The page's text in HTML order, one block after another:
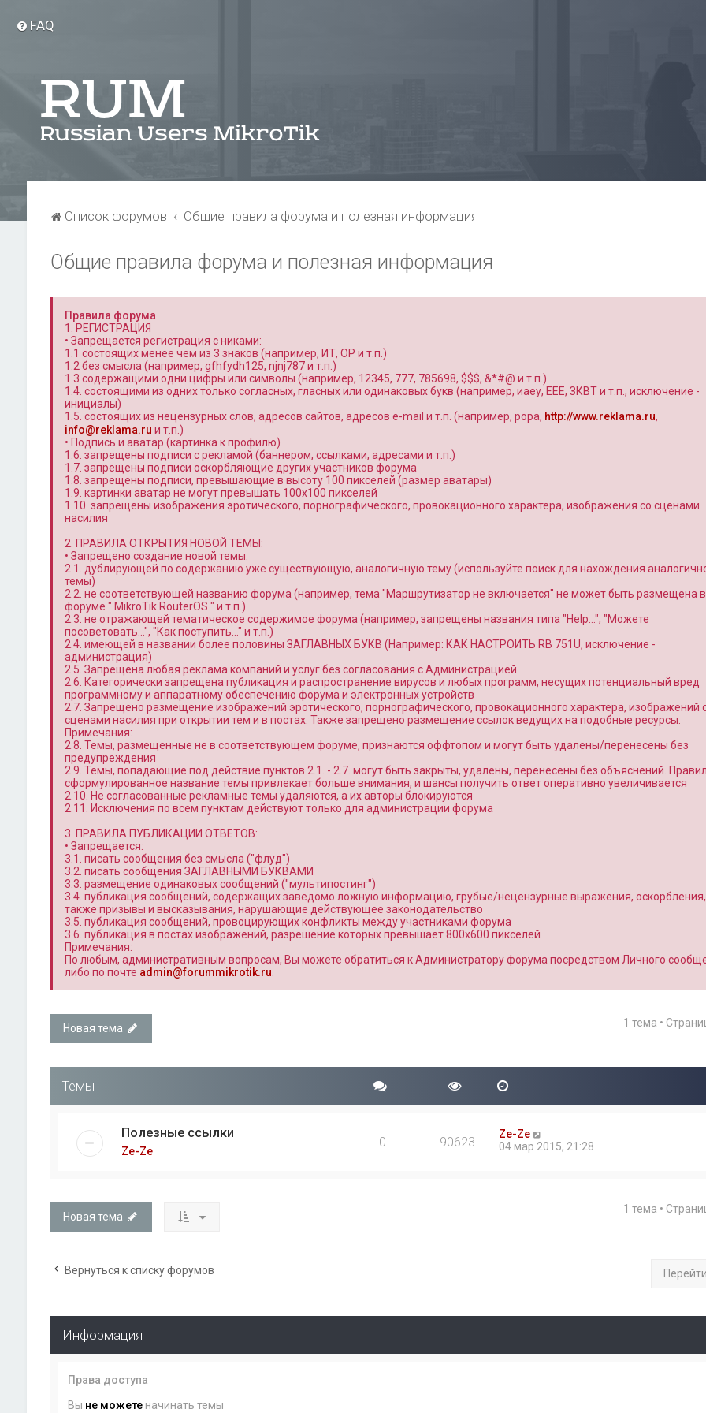
FAQ
Список форумов Общие правила форума и полезная информация
Общие правила форума и полезная информация
Правила форума
1. РЕГИСТРАЦИЯ
• Запрещается регистрация с никами:
1.1 состоящих менее чем из 3 знаков (например, ИТ, OP и т.п.)
1.2 без смысла (например, gfhfydh125, njnj787 и т.п.)
1.3 содержащими одни цифры или символы (например, 12345, 777, 785698, $$$, &*#@ и т.п.)
1.4. состоящими из одних только согласных, гласных или одинаковых букв (например, иаеу, ЕЕЕ, ЗКВТ и т.п., исключение -
инициалы)
1.5. состоящих из нецензурных слов, адресов сайтов, адресов e-mail и т.п. (например, popa, http://www.reklama.ru,
info@reklama.ru и т.п.)
• Подпись и аватар (картинка к профилю)
1.6. запрещены подписи с рекламой (баннером, ссылками, адресами и т.п.)
1.7. запрещены подписи оскорбляющие других участников форума
1.8. запрещены подписи, превышающие в высоту 100 пикселей (размер аватары)
1.9. картинки аватар не могут превышать 100x100 пикселей
1.10. запрещены изображения эротического, порнографического, провокационного характера, изображения со сценами
насилия
2. ПРАВИЛА ОТКРЫТИЯ НОВОЙ ТЕМЫ:
• Запрещено создание новой темы:
2.1. дублирующей по содержанию уже существующую, аналогичную тему (используйте поиск для нахождения
темы)
2.2. не соответствующей названию форума (например, тема "Маршрутизатор не включается" не может быть размещена в
форуме " MikroTik RouterOS " и т.п.)
2.3. не отражающей тематическое содержимое форума (например, запрещены названия типа "Help…", "Можете
посоветовать…", "Как поступить…" и т.п.)
2.4. имеющей в названии более половины ЗАГЛАВНЫХ БУКВ (Например: КАК НАСТРОИТЬ RB 751U, исключение -
администрация)
2.5. Запрещена любая реклама компаний и услуг без согласования с Администрацией
2.6. Категорически запрещена публикация и распространение вирусов и любых программ, несущих потенциальный вред
программному и аппаратному обеспечению форума и электронных устройств
2.7. Запрещено размещение изображений эротического, порнографического, провокационного характера, изображений
сценами насилия при открытии тем и в постах. Также запрещено размещение ссылок ведущих на подобные ресурсы.
Примечания:
2.8. Темы, размещенные не в соответствующем форуме, признаются оффтопом и могут быть удалены/перенесены без
предупреждения
2.9. Темы, попадающие под действие пунктов 2.1. - 2.7. могут быть закрыты, удалены, перенесены без объяснений.
сформулированное название темы привлекает больше внимания, и шансы получить ответ оперативно увеличивается
2.10. Не согласованные рекламные темы удаляются, а их авторы блокируются
2.11. Исключения по всем пунктам действуют только для администрации форума
3. ПРАВИЛА ПУБЛИКАЦИИ ОТВЕТОВ:
• Запрещается:
3.1. писать сообщения без смысла ("флуд")
3.2. писать сообщения ЗАГЛАВНЫМИ БУКВАМИ
3.3. размещение одинаковых сообщений ("мультипостинг")
3.4. публикация сообщений, содержащих заведомо ложную информацию, грубые/нецензурные выражения,
также призывы и высказывания, нарушающие действующее законодательство
3.5. публикация сообщений, провоцирующих конфликты между участниками форума
3.6. публикация в постах изображений, разрешение которых превышает 800x600 пикселей
Примечания:
По любым, административным вопросам, Вы можете обратиться к Администратору форума посредством Личного
либо по почте admin@forummikrotik.ru
Новая тема 1 тема •
Темы
Полезные ссылки
Ze-Ze
0 90623
Ze-Ze
04 мар 2015, 21:28
Новая тема
1 тема •
Вернуться к списку форумов Перейти
Информация
Права доступа
Вы не можетеначинать темы